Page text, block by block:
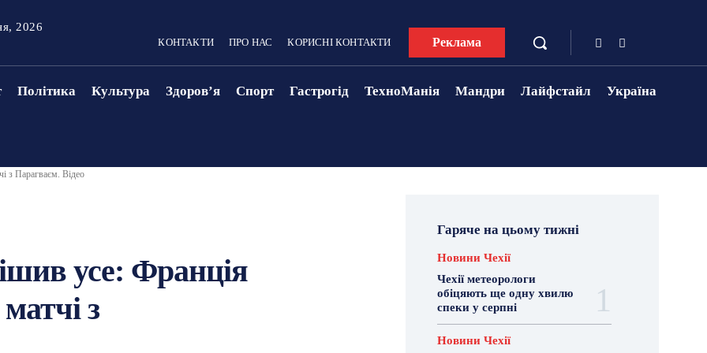
2026
КОНТАКТИ ПРО НАС КОРИСНІ КОНТАКТИ Реклама
Політика Культура Здоровʼя Спорт Гастрогід ТехноМанія Мандри Лайфстайл Україна
з Парагваєм. Відео
усе: Франція
з
Гаряче на цьому тижні
Новини Чехії
Чехії метеорологи
обіцяють ще одну хвилю
спеки у серпні
Новини Чехії